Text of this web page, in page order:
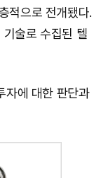
적으로 전개됐다.
술로 수집된 텔
자에 대한 판단과